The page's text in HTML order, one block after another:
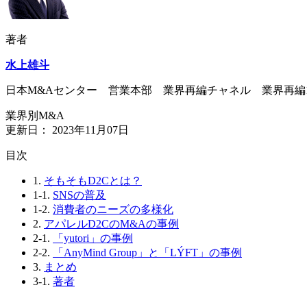
著者
水上雄斗
日本M&Aセンター 営業本部 業界再編チャネル 業界再編
業界別M&A
更新日： 2023年11月07日
⽬次
1. そもそもD2Cとは？
1-1. SNSの普及
1-2. 消費者のニーズの多様化
2. アパレルD2CのM&Aの事例
2-1.
「yutori」の事例
2-2.
「AnyMind Group」と「LÝFT」の事例
3. まとめ
3-1. 著者